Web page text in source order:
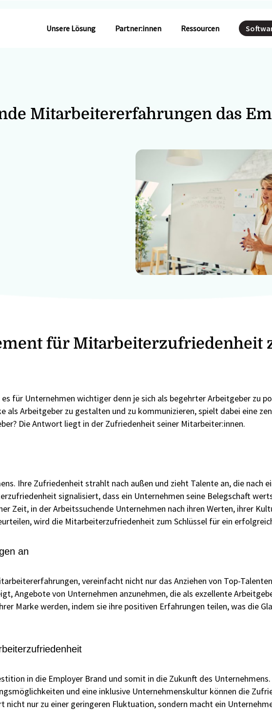
Unsere Lösung Partner:innen Ressourcen
Mitarbeitererfahrungen das
für Mitarbeiterzufriedenheit
für Unternehmen wichtiger denn je sich als begehrter Arbeitgeber zu
als Arbeitgeber zu gestalten und zu kommunizieren, spielt dabei eine
Die Antwort liegt in der Zufriedenheit seiner Mitarbeiter:innen.
Ihre Zufriedenheit strahlt nach außen und zieht Talente an, die nach
signalisiert, dass ein Unternehmen seine Belegschaft
Zeit, in der Arbeitssuchende Unternehmen nach ihren Werten, ihrer
wird die Mitarbeiterzufriedenheit zum Schlüssel für ein
an
vereinfacht nicht nur das Anziehen von Top-
Angebote von Unternehmen anzunehmen, die als exzellente
Marke werden, indem sie ihre positiven Erfahrungen teilen, was die
in die Employer Brand und somit in die Zukunft des
und eine inklusive Unternehmenskultur können die
nur zu einer geringeren Fluktuation, sondern macht ein